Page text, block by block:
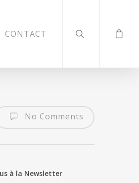
CONTACT
No Comments
à la Newsletter